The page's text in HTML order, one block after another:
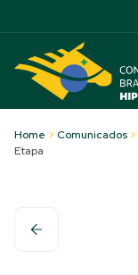
Home > Comunicados >
Etapa